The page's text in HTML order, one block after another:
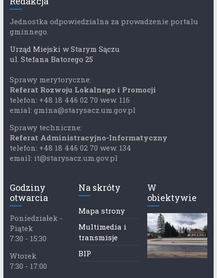
Jednostka odpowiedzialna za prowadzenie portalu
gminnego.
Urząd Miejski w Starym Sączu
ul. Stefana Batorego 25
Sprawy merytoryczne:
Referat Rozwoju Lokalnego i Promocji
telefon: +48 18 446 02 70 wew. 116
emial: gmina@starysacz.um.gov.pl
Sprawy techniczne:
Referat Administracyjno-Informatyczny
telefon: +48 18 446 02 70 wew. 134
email: it@starysacz.um.gov.pl
Godziny
otwarcia
Poniedziałek -
Piątek
7:30 - 15:30
Wtorek
7:30 - 17:00
Na skróty
Mapa strony
Multimedia i
transmisje
BIP
W
obiektywie